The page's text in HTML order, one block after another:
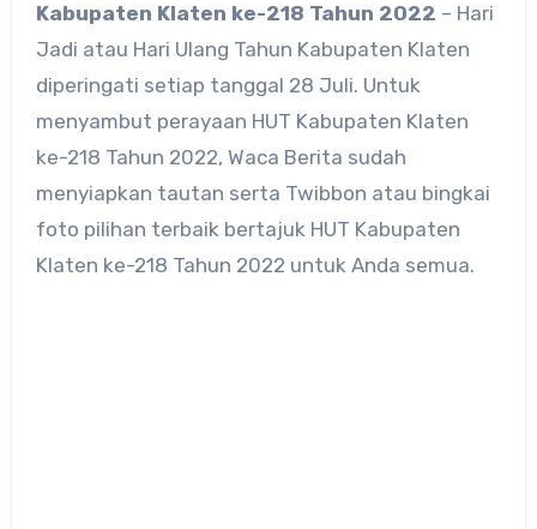
Kabupaten Klaten ke-218 Tahun 2022 – Hari
Jadi atau Hari Ulang Tahun Kabupaten Klaten
diperingati setiap tanggal 28 Juli. Untuk
menyambut perayaan HUT Kabupaten Klaten
ke-218 Tahun 2022, Waca Berita sudah
menyiapkan tautan serta Twibbon atau bingkai
foto pilihan terbaik bertajuk HUT Kabupaten
Klaten ke-218 Tahun 2022 untuk Anda semua.